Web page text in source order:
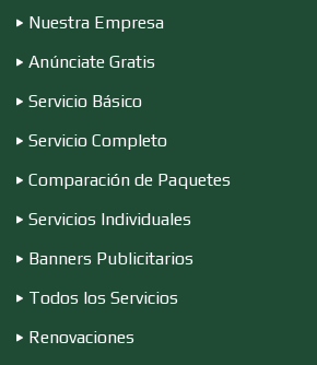
Conferencias Empresariales
Control de Plagas
Nuestra Empresa
Anúnciate Gratis
Servicio Básico
Servicio Completo
Comparación de Paquetes
Servicios Individuales
Banners Publicitarios
Todos los Servicios
Renovaciones